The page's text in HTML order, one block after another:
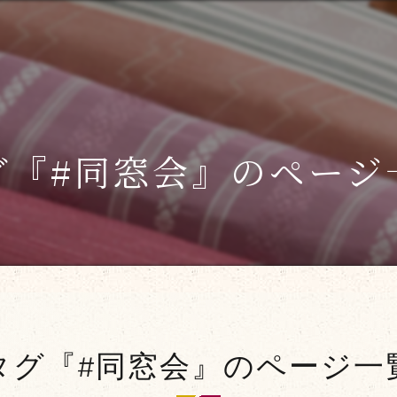
『#同窓会』のページ
グ『#同窓会』のページ一